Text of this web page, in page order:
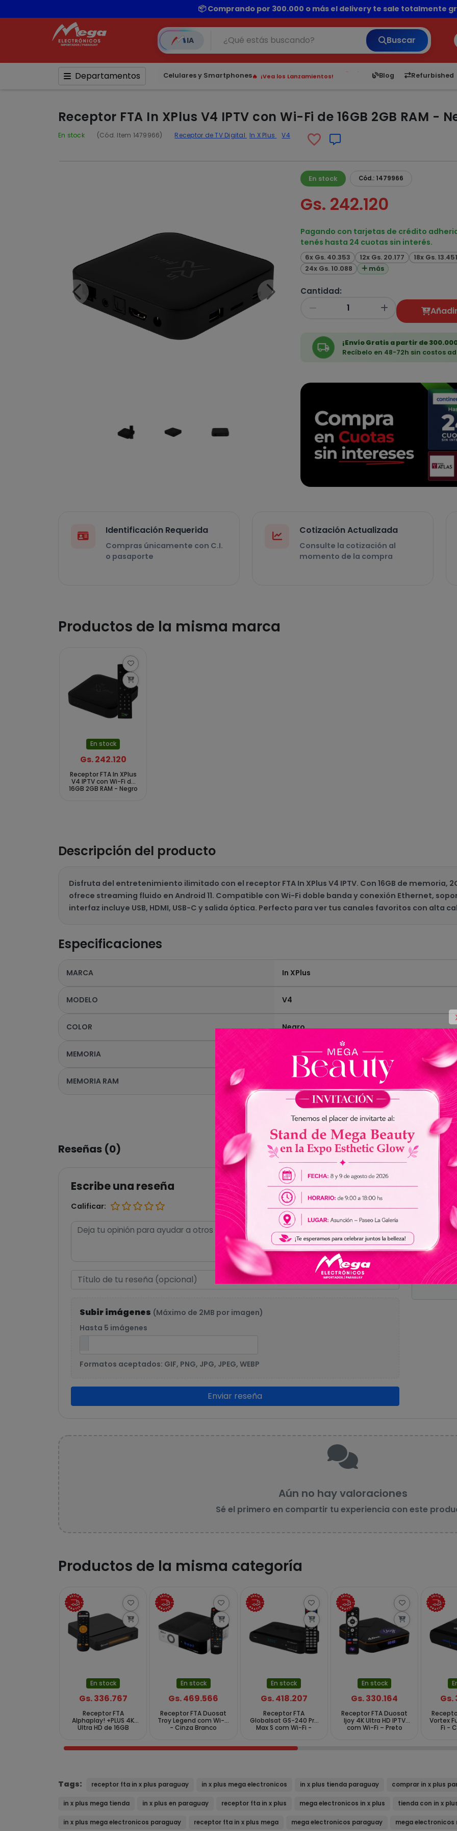
📦 Comprando por 300.000 o más el delivery te sale totalmente
💳 ¡HASTA 24 CUOTAS SIN INTERÉS con tarjetas adheridas!
IA
Buscar
Departamentos Celulares y Smartphones
¡Hasta en 24 cuotas sin interés!
Blog Refurbished
6,050 5.24 1,900
Receptor FTA In XPlus V4 IPTV con Wi-Fi de 16GB 2GB RAM -
En stock (Cód. Item 1479966) Receptor de TV Digital In X Plus V4
En stock Cód.: 1479966
Gs. 242.120
Pagando con tarjetas de crédito
tenés hasta 24 cuotas sin interés.
6x Gs. 40.353 12x Gs. 20.177
18x Gs. 13.451
24x Gs. 10.088
más
Cantidad:
¡Envío Gratis a partir de
Recíbelo en 48-72h sin costos
Identificación Requerida
Compras únicamente con C.I.
o pasaporte
Cotización Actualizada
Consulte la cotización al
momento de la compra
Productos de la misma marca
En stock
Gs. 242.120
Receptor FTA In XPlus
V4 IPTV con Wi-Fi de
16GB 2GB RAM - Negro
Descripción del producto
Disfruta del entretenimiento ilimitado con el receptor FTA In XPlus V4 IPTV. Con 16GB de memoria,
ofrece streaming fluido en Android 11. Compatible con Wi-Fi doble banda y conexión Ethernet,
interfaz incluye USB, HDMI, USB-C y salida óptica. Perfecto para ver tus canales favoritos con alta
Especificaciones
MARCA In XPlus
MODELO V4
COLOR Negro
MEMORIA 16GB
MEMORIA RAM 2GB
Ver todas las especificaciones
Reseñas (0)
Escribe una reseña
Calificar:
Subir imágenes (Máximo de 2MB por imagen)
Hasta 5 imágenes
Formatos aceptados: GIF, PNG, JPG, JPEG, WEBP
Enviar reseña
Sin
Aún no hay valoraciones
Sé el primero en compartir tu experiencia con este
Productos de la misma categoría
En stock
Gs. 336.767
Receptor FTA
Alphaplay! +PLUS 4K
Ultra HD de 16GB
En stock
Gs. 469.566
Receptor FTA Duosat
Troy Legend com Wi-Fi
- Cinza Branco
En stock
Gs. 418.207
Receptor FTA
Globalsat GS-240 Pro
Max S com Wi-Fi -
En stock
Gs. 330.164
Receptor FTA Duosat
Ijoy 4K Ultra HD IPTV
com Wi-Fi – Preto
Gs.
Vortex
Fi -
Tags: receptor fta in x plus paraguay in x plus mega electronicos in x plus tienda paraguay comprar in x plus
in x plus mega tienda in x plus en paraguay receptor fta in x plus mega electronicos in x plus tienda con in x
in x plus mega electronicos paraguay receptor fta in x plus mega mega electronicos paraguay mega